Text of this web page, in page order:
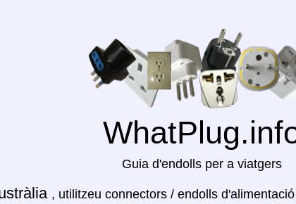
Guia d'endolls per a viatgers
, utilitzeu connectors / endolls